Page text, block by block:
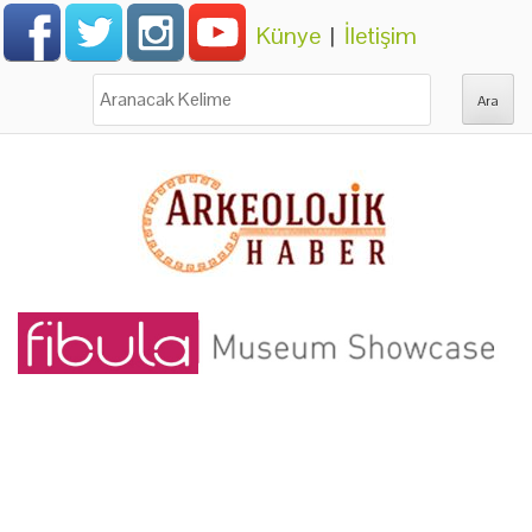
Künye | İletişim